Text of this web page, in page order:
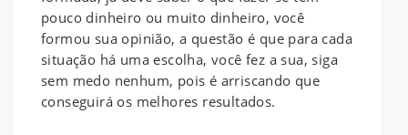
pouco dinheiro ou muito dinheiro, você
formou sua opinião, a questão é que para cada
situação há uma escolha, você fez a sua, siga
sem medo nenhum, pois é arriscando que
conseguirá os melhores resultados.